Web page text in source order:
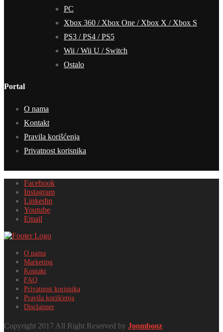
PC
Xbox 360 / Xbox One / Xbox X / Xbox S
PS3 / PS4 / PS5
Wii / Wii U / Switch
Ostalo
Portal
O nama
Kontakt
Pravila korišćenja
Privatnost korisnika
Facebook
Instagram
Linkedin
Youtube
Email
O nama
Marketing
Kontakt
FAQ
Privatnost korisnika
Pravila korišćenja
Disclaimer
Copyright 2017 All Right Reserved by Joombooz